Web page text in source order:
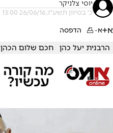
יוסי צלניקר
כ' בסיוון תשע"ו, 26/06/16 13:00
א+א- הדפסה
הרבנית יעל כהן חכם שלום הכהן